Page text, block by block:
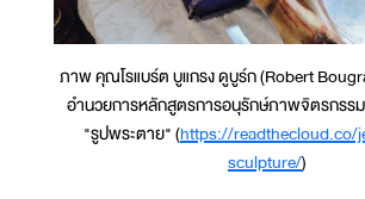
ภาพ คุณโรแบร์ต บูแกรง ดูบูร์ก (Robert
อำนวยการหลักสูตรการอนุรักษ์ภาพจิตรกรร
"รูปพระตาย" (https://
sculpture/)